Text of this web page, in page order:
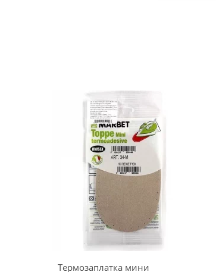
Термозаплатка мини